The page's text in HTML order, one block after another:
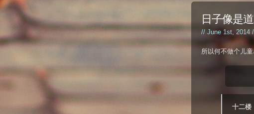
日子像是
// June 1st, 2014
所以何不做个儿
十二楼